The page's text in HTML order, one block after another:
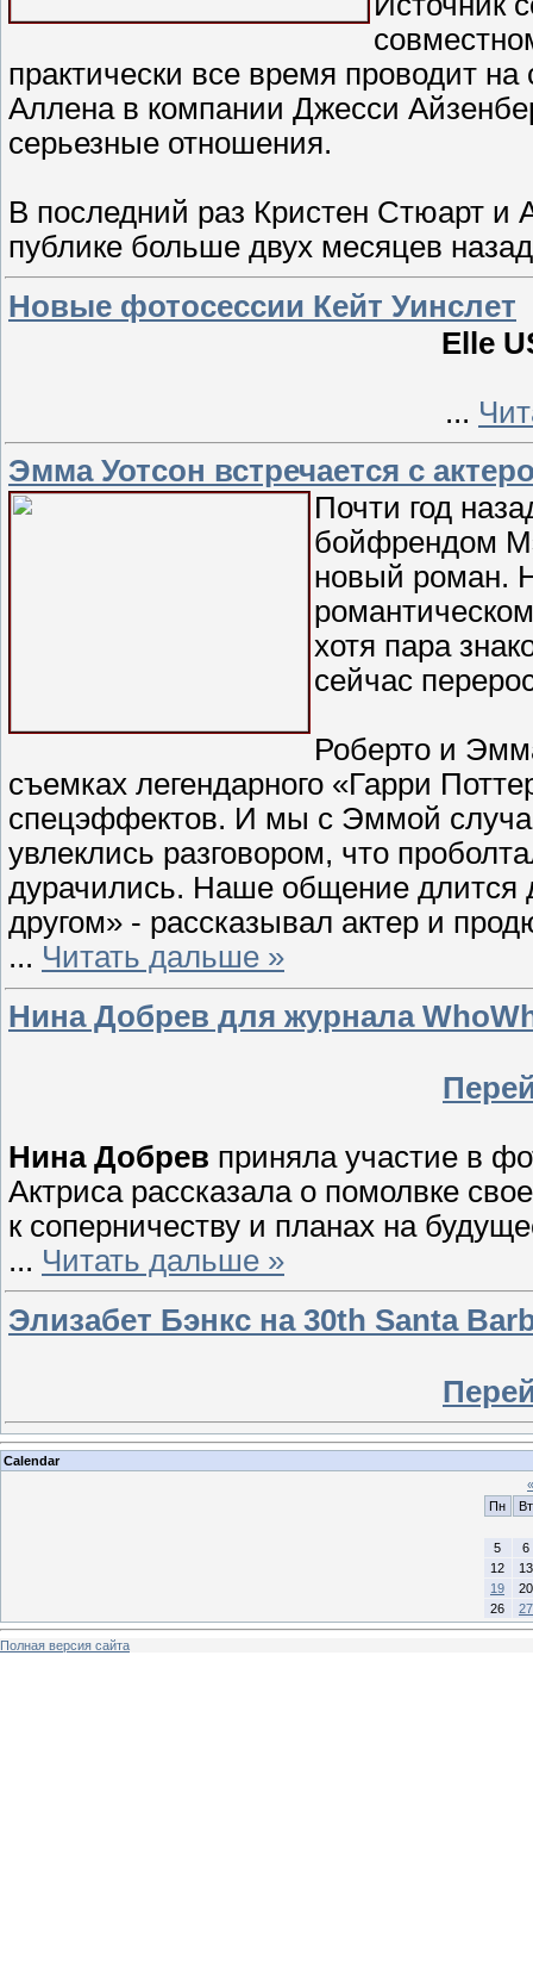
практически все время проводит
Аллена в компании Джесси
серьезные отношения.
В последний раз Кристен Стюарт и
публике больше двух месяцев
Новые фотосессии Кейт Уинслет
Elle
...
Эмма Уотсон встречается с
Почти год
бойфрендом
новый роман.
хотя пара
сейчас
Роберто и
съемках легендарного «Гарри
спецэффектов. И мы с Эммой
увлеклись разговором, что
дурачились. Наше общение
другом» - рассказывал актер и
... Читать дальше »
Нина Добрев для журнала
Нина Добрев приняла участие в
Актриса рассказала о помолвке
к соперничеству и планах на
... Читать дальше »
Элизабет Бэнкс на 30th Santa
Calendar
«
Пн
Вт
5
6
12
13
19
20
26
27
Полная версия сайта